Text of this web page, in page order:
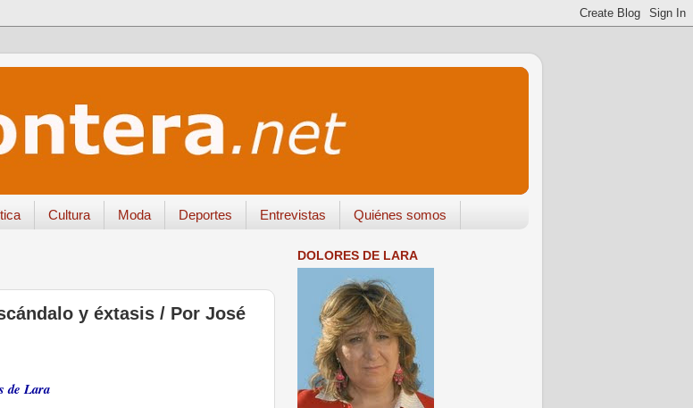
Cultura Moda Deportes Entrevistas Quiénes somos
y éxtasis / Por José
de Lara
DOLORES DE LARA